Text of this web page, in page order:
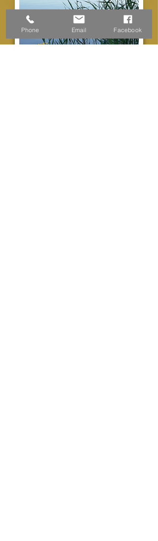
Phone Email Facebook